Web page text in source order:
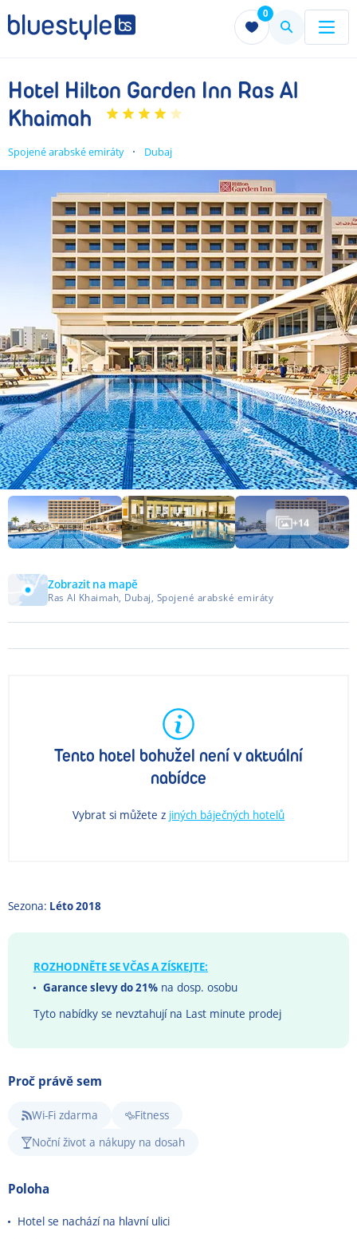
0
Menu Menu
Hotel Hilton Garden Inn Ras Al
Khaimah
Spojené arabské emiráty Dubaj
+14
Zobrazit na mapě
Ras Al Khaimah, Dubaj, Spojené arabské emiráty
Tento hotel bohužel není v aktuální
nabídce
Vybrat si můžete z jiných báječných hotelů
Sezona: Léto 2018
ROZHODNĚTE SE VČAS A ZÍSKEJTE:
Garance slevy do 21% na dosp. osobu
Tyto nabídky se nevztahují na Last minute prodej
Proč právě sem
Wi-Fi zdarma
Fitness
Noční život a nákupy na dosah
Poloha
Hotel se nachází na hlavní ulici